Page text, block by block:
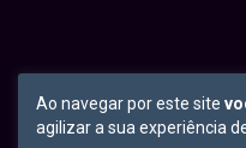
Ao navegar por este site
agilizar a sua experiência